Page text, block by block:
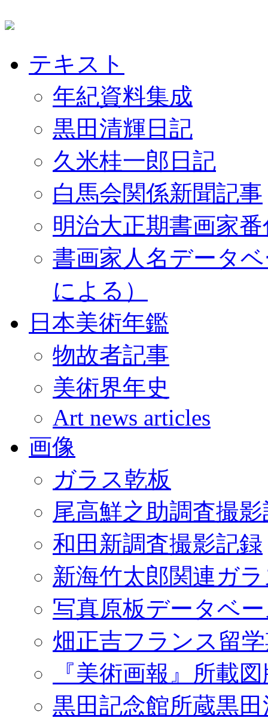
テキスト
年紀資料集成
黒田清輝日記
久米桂一郎日記
白馬会関係新聞記事
明治大正期書画家
書画家人名データ
による）
日本美術年鑑
物故者記事
美術界年史
Art news articles
画像
ガラス乾板
尾高鮮之助調査撮
和田新調査撮影記録
新海竹太郎関連ガ
写真原板データベ
畑正吉フランス留
『美術画報』所載
黒田記念館所蔵黒